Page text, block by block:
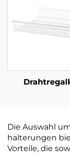
Die Auswahl
halterungen
Vorteile, die